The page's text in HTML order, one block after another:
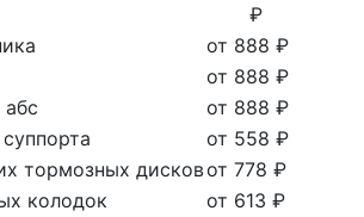
₽
от 888 ₽
от 888 ₽
от 888 ₽
от 558 ₽
тормозных дисковот 778 ₽
колодок
от 613 ₽